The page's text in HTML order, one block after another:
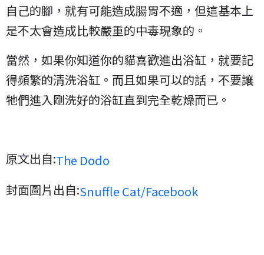
自己的腳，就有可能造成腸胃不適，但這基本上
是不太會造成比較嚴重的中毒現象的。
當然，如果你知道你的貓喜歡進出浴缸，就要記
得頻繁的清洗浴缸。而且如果可以的話，不要讓
牠們進入剛洗好的浴缸直到完全乾燥而已。
原文出自:The Dodo
封面圖片出自:Snuffle Cat/Facebook